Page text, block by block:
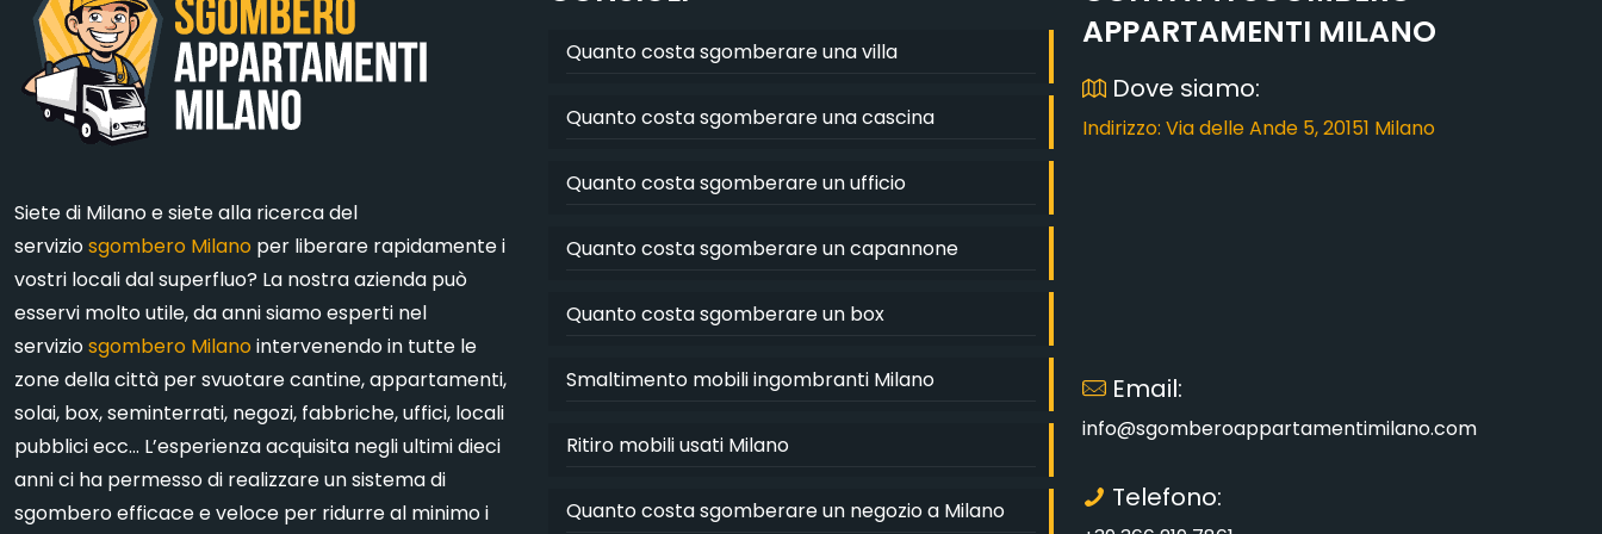
Siete di Milano e siete alla ricerca del
serviziosgombero Milano per liberare rapidamente i
vostri locali dal superfluo? La nostra azienda può
esservi molto utile, da anni siamo esperti nel
serviziosgombero Milanointervenendo in tutte le
zone della città per svuotare cantine, appartamenti,
solai, box, seminterrati, negozi, fabbriche, uffici, locali
pubblici ecc… L’esperienza acquisita negli ultimi dieci
anni ci ha permesso di realizzare un sistema di
sgombero efficace e veloce per ridurre al minimo i
Quanto costa sgomberare una villa
Quanto costa sgomberare una cascina
Quanto costa sgomberare un ufficio
Quanto costa sgomberare un capannone
Quanto costa sgomberare un box
Smaltimento mobili ingombranti Milano
Ritiro mobili usati Milano
Quanto costa sgomberare un negozio a Milano
APPARTAMENTI MILANO
Dove siamo:
Indirizzo: Via delle Ande 5, 20151 Milano
Email:
info@sgomberoappartamentimilano.com
Telefono: